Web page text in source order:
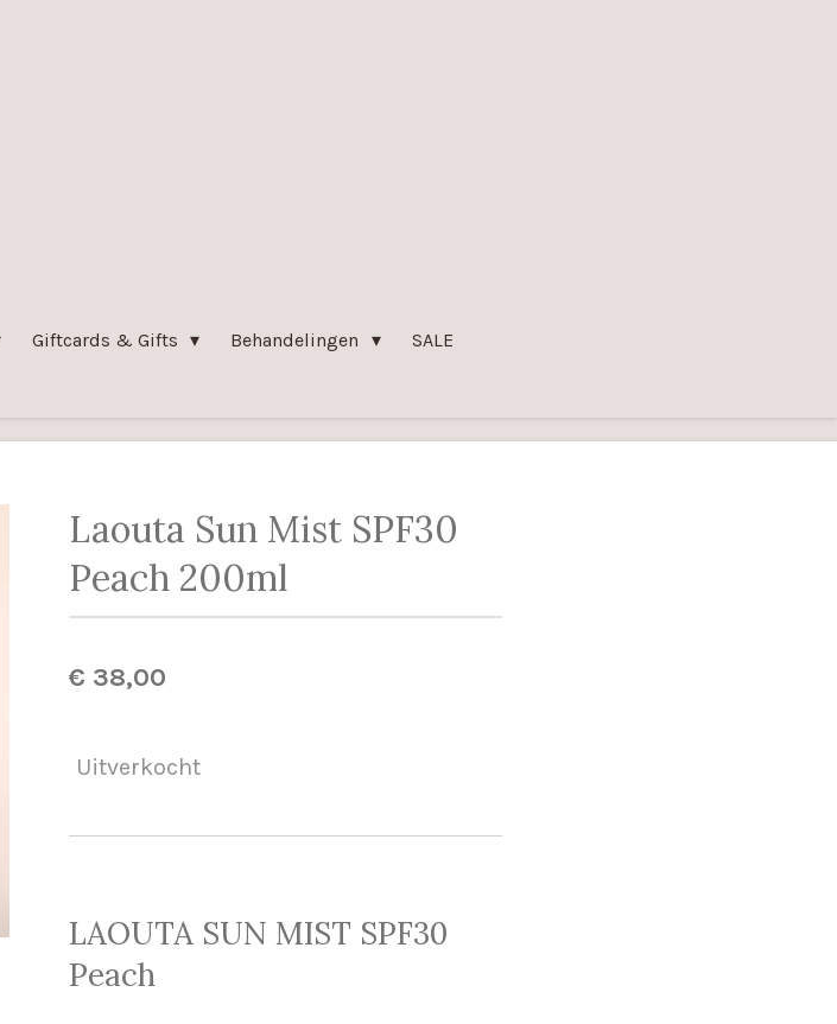
Giftcards & Gifts Behandelingen
SALE
Laouta Sun Mist SPF30
Peach 200ml
€ 38,00
Uitverkocht
LAOUTA SUN MIST SPF30
Peach